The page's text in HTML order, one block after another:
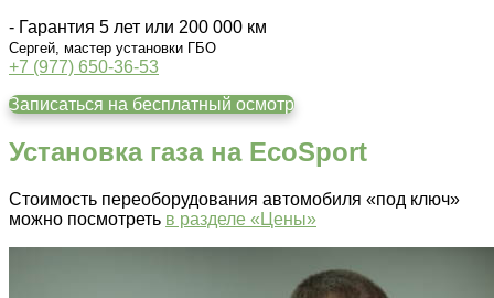
- Гарантия 5 лет или 200 000 км
Сергей, мастер установки ГБО
+7 (977) 650-36-53
Записаться на бесплатный осмотр
Установка газа на EcoSport
Стоимость переоборудования автомобиля «под ключ»
можно посмотреть в разделе «Цены»